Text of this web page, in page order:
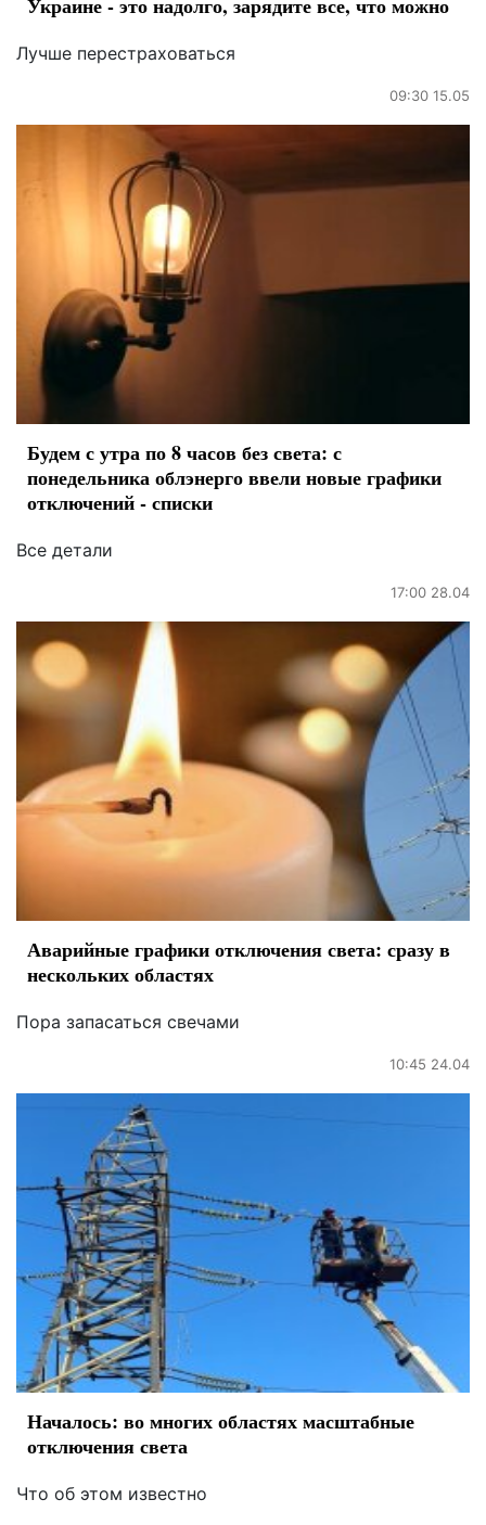
Украине - это надолго, зарядите все, что можно
Лучше перестраховаться
09:30 15.05
Будем с утра по 8 часов без света: с
понедельника облэнерго ввели новые графики
отключений - списки
Все детали
17:00 28.04
Аварийные графики отключения света: сразу в
нескольких областях
Пора запасаться свечами
10:45 24.04
Началось: во многих областях масштабные
отключения света
Что об этом известно